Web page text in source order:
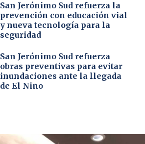
San Jerónimo Sud refuerza la
prevención con educación vial
y nueva tecnología para la
seguridad
San Jerónimo Sud refuerza
obras preventivas para evitar
inundaciones ante la llegada
de El Niño